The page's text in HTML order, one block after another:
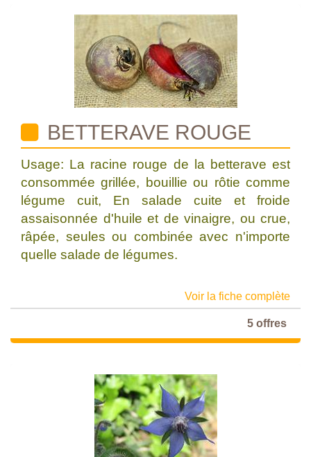
BETTERAVE ROUGE
Usage: La racine rouge de la betterave est
consommée grillée, bouillie ou rôtie comme
légume cuit, En salade cuite et froide
assaisonnée d'huile et de vinaigre, ou crue,
râpée, seules ou combinée avec n'importe
quelle salade de légumes.
Voir la fiche complète
5 offres